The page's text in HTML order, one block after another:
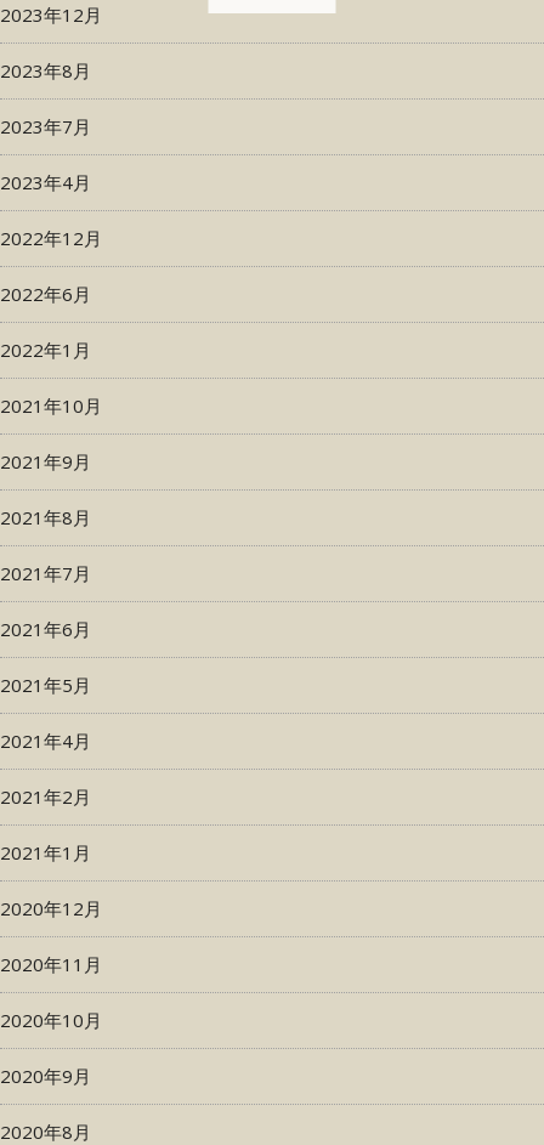
2023年12月
2023年8月
2023年7月
2023年4月
2022年12月
2022年6月
2022年1月
2021年10月
2021年9月
2021年8月
2021年7月
2021年6月
2021年5月
2021年4月
2021年2月
2021年1月
2020年12月
2020年11月
2020年10月
2020年9月
2020年8月